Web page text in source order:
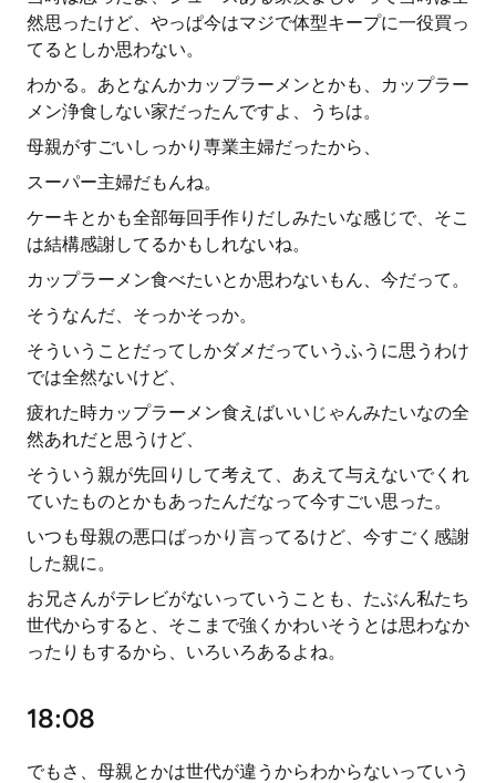
然思ったけど、やっぱ今はマジで体型キープに一役買っ
てるとしか思わない。
わかる。あとなんかカップラーメンとかも、カップラー
メン浄食しない家だったんですよ、うちは。
母親がすごいしっかり専業主婦だったから、
スーパー主婦だもんね。
ケーキとかも全部毎回手作りだしみたいな感じで、そこ
は結構感謝してるかもしれないね。
カップラーメン食べたいとか思わないもん、今だって。
そうなんだ、そっかそっか。
そういうことだってしかダメだっていうふうに思うわけ
では全然ないけど、
疲れた時カップラーメン食えばいいじゃんみたいなの全
然あれだと思うけど、
そういう親が先回りして考えて、あえて与えないでくれ
ていたものとかもあったんだなって今すごい思った。
いつも母親の悪口ばっかり言ってるけど、今すごく感謝
した親に。
お兄さんがテレビがないっていうことも、たぶん私たち
世代からすると、そこまで強くかわいそうとは思わなか
ったりもするから、いろいろあるよね。
18:08
でもさ、母親とかは世代が違うからわからないっていう